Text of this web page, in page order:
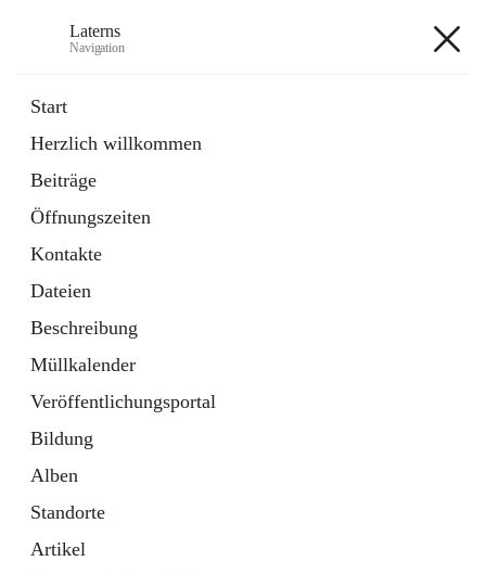
Laterns
Navigation
Start
Herzlich willkommen
Beiträge
Öffnungszeiten
Kontakte
Dateien
Beschreibung
Müllkalender
Veröffentlichungsportal
Bildung
Alben
Standorte
Artikel
11 Schnellzugriffe
Soziales
1 Schnellzugriff